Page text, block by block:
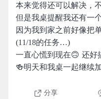
本来觉得还可以解决，
但是我桌提醒我还有一
因为我到家之前好像把
(11/18的任务…)
一直心慌到现在🙃 还好
🍻明天和我桌一起继续加
分享